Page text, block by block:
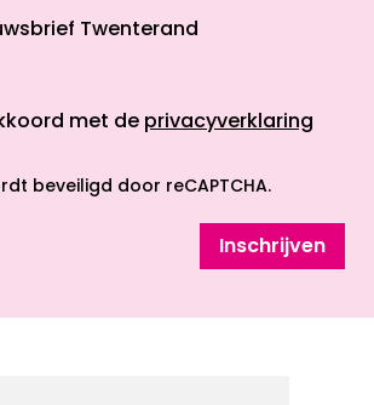
Twenterand
met de privacyverklaring
beveiligd door reCAPTCHA.
Inschrijven